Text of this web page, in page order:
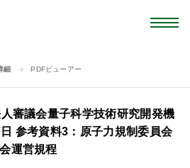
細 PDFビューアー
審議会量子科学技術研究開発機
参考資料3：原子力規制委員会
運営規程